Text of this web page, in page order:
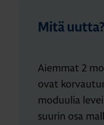
Mitä uutta?
Aiemmat 2
ovat
moduulia
suurin osa